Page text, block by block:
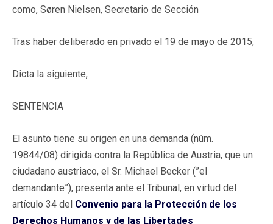
como, Søren Nielsen, Secretario de Sección
Tras haber deliberado en privado el 19 de mayo de 2015,
Dicta la siguiente,
SENTENCIA
El asunto tiene su origen en una demanda (núm.
19844/08) dirigida contra la República de Austria, que un
ciudadano austriaco, el Sr. Michael Becker (”el
demandante”), presenta ante el Tribunal, en virtud del
artículo 34 del Convenio para la Protección de los
Derechos Humanos y de las Libertades